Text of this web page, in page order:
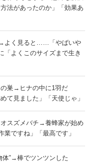
法があったのか」「効果あ
よく見ると……「やばいや
「よくこのサイズまで生き
巣→ヒナの中に1羽だ
見ました」「天使じゃ」
スズメバチ→養蜂家が始め
業ですね」「最高です」
体”→棒でツンツンした